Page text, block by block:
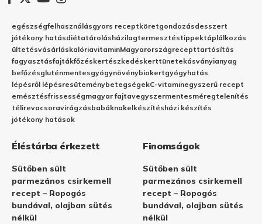
egészségfelhasználásgyors receptköretgondozásdesszert
jótékony hatásdiétatárolásházilagtermesztéstippektáplálkozás
ültetésvásárláskalóriavitaminMagyarországrecepttartósítás
fagyasztásfajtákfőzéskertészkedéskerttünetekásványianyag
befőzésgluténmentesgyógynövénybiokertgyógyhatás
lépésről lépésresüteménybetegségekC-vitaminegyszerű recept
emésztésfrissességmagyar fajtavegyszermentesméregtelenítés
télirevacsoravirágzásbabáknakelkészítésházi készítés
jótékony hatások
Éléstárba érkezett
Sütőben sült
parmezános csirkemell
recept – Ropogós
bundával, olajban sütés
nélkül
Finomságok
Sütőben sült
parmezános csirkemell
recept – Ropogós
bundával, olajban sütés
nélkül